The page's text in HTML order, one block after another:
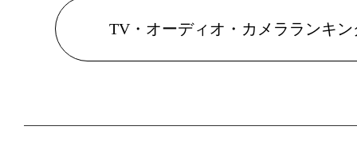
TV・オーディオ・カメラランキン